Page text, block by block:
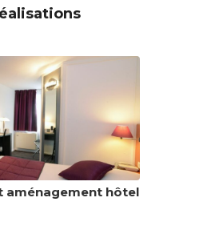
aménagement hôtel